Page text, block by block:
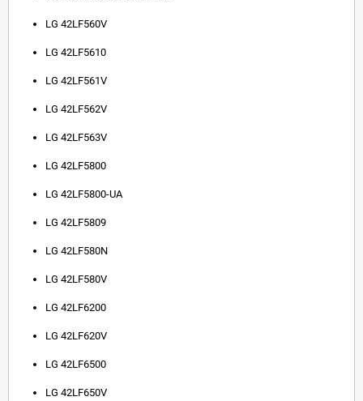
LG 42LF560V
LG 42LF5610
LG 42LF561V
LG 42LF562V
LG 42LF563V
LG 42LF5800
LG 42LF5800-UA
LG 42LF5809
LG 42LF580N
LG 42LF580V
LG 42LF6200
LG 42LF620V
LG 42LF6500
LG 42LF650V